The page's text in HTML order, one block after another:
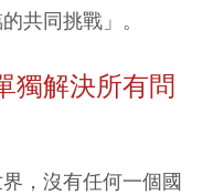
共同挑戰」。
獨解決所有問
，沒有任何一個國